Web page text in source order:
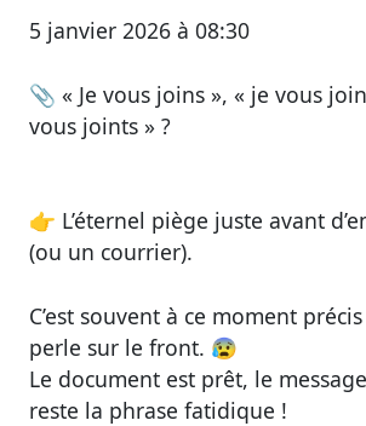
5 janvier 2026 à 08:30
📎 « Je vous joins », « je vous
vous joints » ?
👉 L’éternel piège juste avant
(ou un courrier).
C’est souvent à ce moment
perle sur le front. 😰
Le document est prêt, le
reste la phrase fatidique !